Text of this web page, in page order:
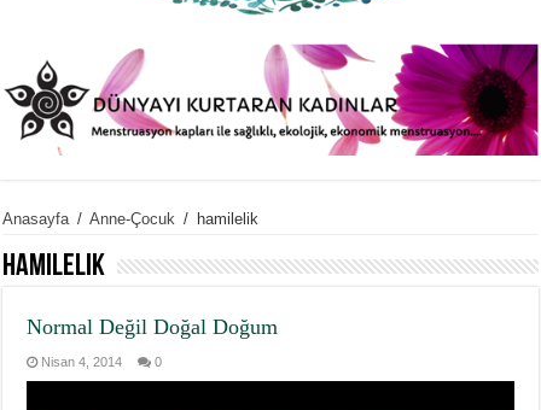
Anasayfa / Anne-Çocuk / hamilelik
hamilelik
Normal Değil Doğal Doğum
Nisan 4, 2014 0